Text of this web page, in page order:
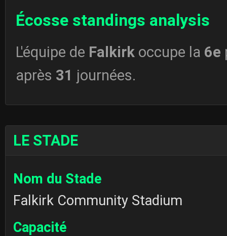
Écosse standings analysis
L'équipe de Falkirk occupe la 6e
après 31 journées.
LE STADE
Nom du Stade
Falkirk Community Stadium
Capacité